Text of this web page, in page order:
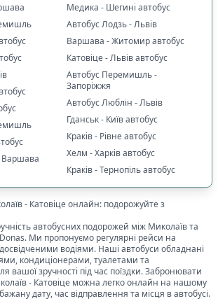
Варшава
Медика - Шегині автобус
Автобус Лодзь - Львів
Варшава - Житомир автобус
Катовіце - Львів автобус
Автобус Перемишль -
Запоріжжя
Автобус Люблін - Львів
Гданськ - Київ автобус
Краків - Рівне автобус
Хелм - Харків автобус
Краків - Тернопіль автобус
- Катовіцеонлайн: подорожуйте з
автобусних подорожей між Миколаївта
Ми пропонуємо регулярні рейси на
водіями. Наші автобуси обладнані
кондиціонерами, туалетами та
вашої зручності під час поїздки. Забронювати
- Катовіце можна легко онлайн на нашому
дату, час відправлення та місця в автобусі.